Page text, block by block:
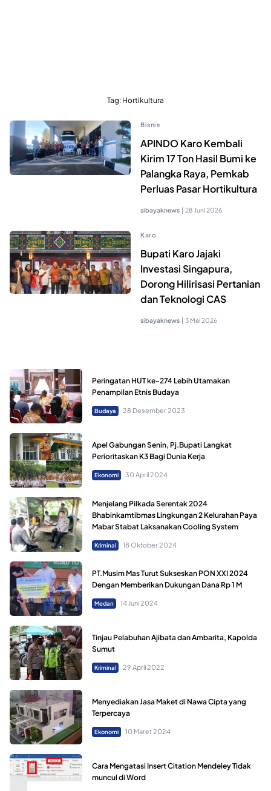
Tag: Hortikultura
Bisnis
APINDO Karo Kembali
Kirim 17 Ton Hasil Bumi ke
Palangka Raya, Pemkab
Perluas Pasar Hortikultura
sibayaknews | 28 Juni 2026
Karo
Bupati Karo Jajaki
Investasi Singapura,
Dorong Hilirisasi Pertanian
dan Teknologi CAS
sibayaknews | 3 Mei 2026
Peringatan HUT ke-274 Lebih Utamakan
Penampilan Etnis Budaya
Budaya 28 Desember 2023
Apel Gabungan Senin, Pj.Bupati Langkat
Perioritaskan K3 Bagi Dunia Kerja
Ekonomi 30 April 2024
Menjelang Pilkada Serentak 2024
Bhabinkamtibmas Lingkungan 2 Kelurahan Paya
Mabar Stabat Laksanakan Cooling System
Kriminal 18 Oktober 2024
PT.Musim Mas Turut Sukseskan PON XXI 2024
Dengan Memberikan Dukungan Dana Rp 1 M
Medan 14 Juni 2024
Tinjau Pelabuhan Ajibata dan Ambarita, Kapolda
Sumut
Kriminal 29 April 2022
Menyediakan Jasa Maket di Nawa Cipta yang
Terpercaya
Ekonomi 10 Maret 2024
Cara Mengatasi Insert Citation Mendeley Tidak
muncul di Word